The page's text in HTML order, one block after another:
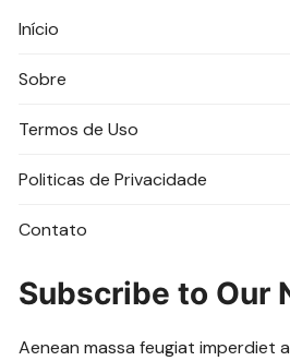
Início
Sobre
Termos de Uso
Politicas de Privacidade
Contato
Subscribe to Our
Aenean massa feugiat imperdiet